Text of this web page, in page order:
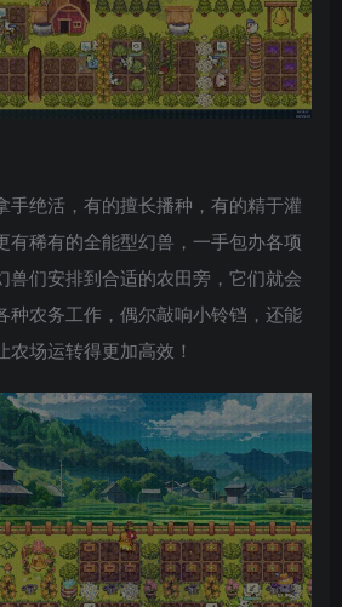
手绝活，有的擅长播种，有的精于灌
有稀有的全能型幻兽，一手包办各项
兽们安排到合适的农田旁，它们就会
种农务工作，偶尔敲响小铃铛，还能
场运转得更加高效！